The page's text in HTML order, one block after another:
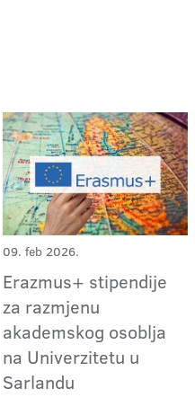
09. feb 2026.
Erazmus+ stipendije
za razmjenu
akademskog osoblja
na Univerzitetu u
Sarlandu